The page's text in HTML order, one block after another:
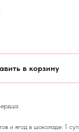
в корзину
и ягод в шоколаде: 1